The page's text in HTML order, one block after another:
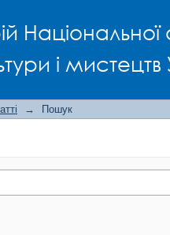
Національної
і
→ Пошук